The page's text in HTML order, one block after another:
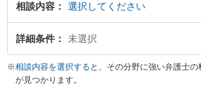
されています。『歯科治療ミスのトラブルを勤務先
に事務所を構える弁護士に面談予約したい』『歯
実績豊富な米原駅近くの弁護士を検索したい』『初
んにおすすめです。
相談内容 選択してください
詳細条件 未選択
※相談内容を選択する と、その分野に強い弁護士
が見つかります。